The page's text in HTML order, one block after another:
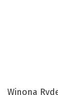
Winona